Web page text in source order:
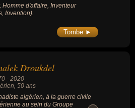
Homme d'affaire, Inventeur
Invention).
Tombe ►
Droukdel
- 2020
, 50 ans
algérien, à la guerre civile
au sein du Groupe